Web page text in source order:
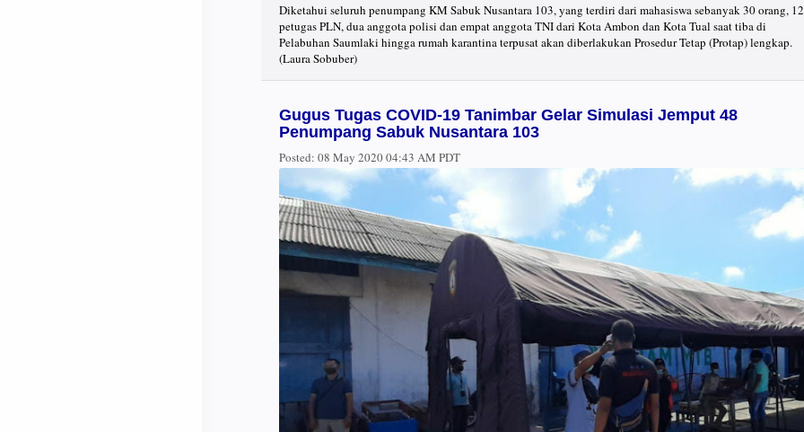
Diketahui seluruh penumpang KM Sabuk Nusantara 103, yang terdiri dari mahasiswa sebanyak 30 orang, 12
petugas PLN, dua anggota polisi dan empat anggota TNI dari Kota Ambon dan Kota Tual saat tiba di
Pelabuhan Saumlaki hingga rumah karantina terpusat akan diberlakukan Prosedur Tetap (Protap) lengkap.
(Laura Sobuber)
Gugus Tugas COVID-19 Tanimbar Gelar Simulasi Jemput 48
Penumpang Sabuk Nusantara 103
Posted: 08 May 2020 04:43 AM PDT